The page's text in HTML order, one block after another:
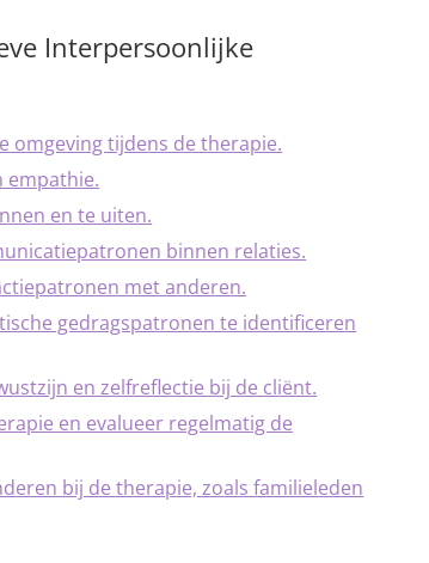
Interpersoonlijke
omgeving tijdens de therapie.
empathie.
en te uiten.
binnen relaties.
met anderen.
gedragspatronen te identificeren
en zelfreflectie bij de cliënt.
en evalueer regelmatig de
bij de therapie, zoals familieleden